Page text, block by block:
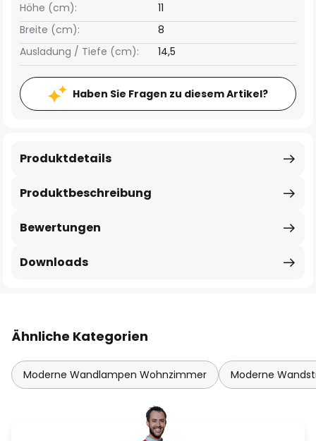
Breite (cm): 8
Höhe (cm): 11
Ausladung / Tiefe (cm): 14,5
Haben Sie Fragen zu diesem Artikel?
Produktbeschreibung
Produktdetails
Bewertungen
Downloads
Ähnliche Kategorien
Moderne Wandlampen Wohnzimmer Moderne